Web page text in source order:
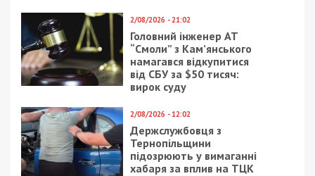
2/08/2026 - 21:02
Головний інженер АТ
“Смоли” з Кам’янського
намагався відкупитися
від СБУ за $50 тисяч:
вирок суду
2/08/2026 - 12:02
Держслужбовця з
Тернопільщини
підозрюють у вимаганні
хабаря за вплив на ТЦК